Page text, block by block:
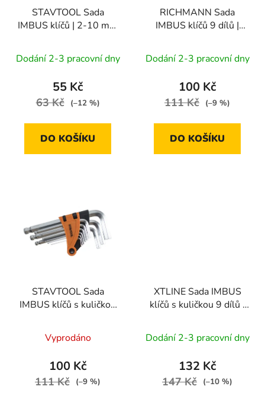
STAVTOOL Sada
IMBUS klíčů | 2-10 mm
Dodání 2-3 pracovní dny
55 Kč
63 Kč (–12 %)
DO KOŠÍKU
RICHMANN Sada
IMBUS klíčů 9 dílů |
Dodání 2-3 pracovní dny
100 Kč
111 Kč (–9 %)
DO KOŠÍKU
STAVTOOL Sada
IMBUS klíčů s kuličkou
Vyprodáno
100 Kč
111 Kč (–9 %)
XTLINE Sada IMBUS
klíčů s kuličkou 9 dílů |
Dodání 2-3 pracovní dny
132 Kč
147 Kč (–10 %)